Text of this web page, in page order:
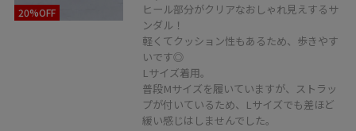
20%OFF
ヒール部分がクリアなおしゃれ見えするサ
ンダル！
軽くてクッション性もあるため、歩きやす
いです◎
Lサイズ着用。
普段Mサイズを履いていますが、ストラッ
プが付いているため、Lサイズでも差ほど
緩い感じはしませんでした。